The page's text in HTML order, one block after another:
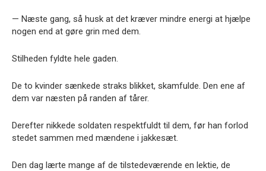
— Næste gang, så husk at det kræver mindre energi at hjælpe
nogen end at gøre grin med dem.
Stilheden fyldte hele gaden.
De to kvinder sænkede straks blikket, skamfulde. Den ene af
dem var næsten på randen af tårer.
Derefter nikkede soldaten respektfuldt til dem, før han forlod
stedet sammen med mændene i jakkesæt.
Den dag lærte mange af de tilstedeværende en lektie, de